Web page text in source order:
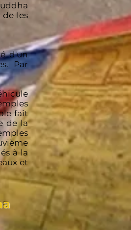
de les
d'un
Par
fait
de la
à la
et